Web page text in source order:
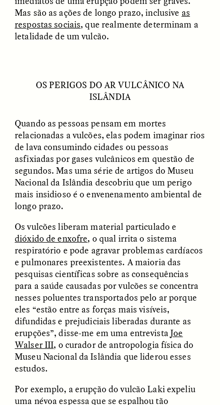
Refusal: A Chorus
Anthropology Out of
U.S. National Parks
PHOTO-ESSAY /PHENOMENON
Ukrainian Volunteers
Weave Camouflage and
Care
MARYNA NADING
ESSAY /STANDPOINTS
When Women Say “Ta-
Ta” to Ta-Tas
ARIANNA HUHN
STANDPOINTS
In Human Origins
Research, Communities
VIDEO /
Five Questions for
Anand Pandian
Mas são as ações de longo prazo, inclusive as
respostas sociais, que realmente determinam a
letalidade de um vulcão.
OS PERIGOS DO AR VULCÂNICO NA
ISLÂNDIA
Quando as pessoas pensam em mortes
relacionadas a vulcões, elas podem imaginar rios
de lava consumindo cidades ou pessoas
asfixiadas por gases vulcânicos em questão de
segundos. Mas uma série de artigos do Museu
Nacional da Islândia descobriu que um perigo
mais insidioso é o envenenamento ambiental de
longo prazo.
Os vulcões liberam material particulado e
dióxido de enxofre, o qual irrita o sistema
respiratório e pode agravar problemas cardíacos
e pulmonares preexistentes. A maioria das
pesquisas científicas sobre as consequências
para a saúde causadas por vulcões se concentra
nesses poluentes transportados pelo ar porque
eles “estão entre as forças mais visíveis,
difundidas e prejudiciais liberadas durante as
erupções”, disse-me em uma entrevistaJoe
Walser III, o curador de antropologia física do
Museu Nacional da Islândia que liderou esses
estudos.
Por exemplo, a erupção do vulcão Laki expeliu
uma névoa espessa que se espalhou tão